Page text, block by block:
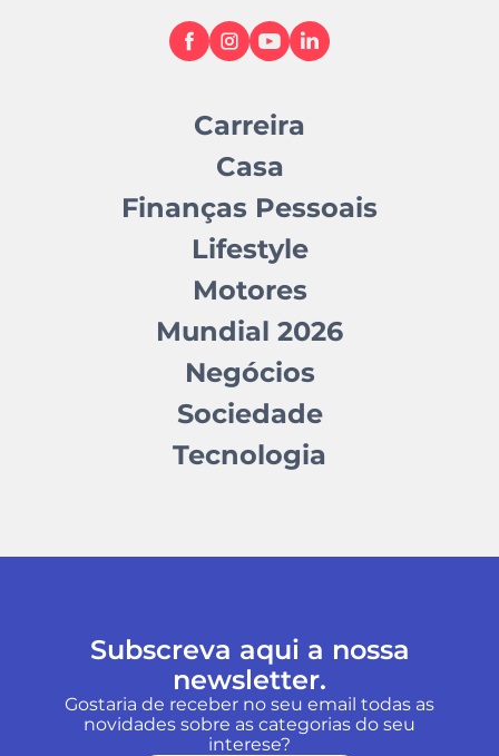
Carreira
Casa
Finanças Pessoais
Lifestyle
Motores
Mundial 2026
Negócios
Sociedade
Tecnologia
Subscreva aqui a nossa
newsletter.
Gostaria de receber no seu email todas as
novidades sobre as categorias do seu
interese?